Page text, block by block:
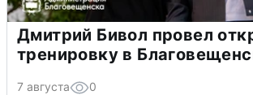
Дмитрий Бивол провел
тренировку в
7 августа 0